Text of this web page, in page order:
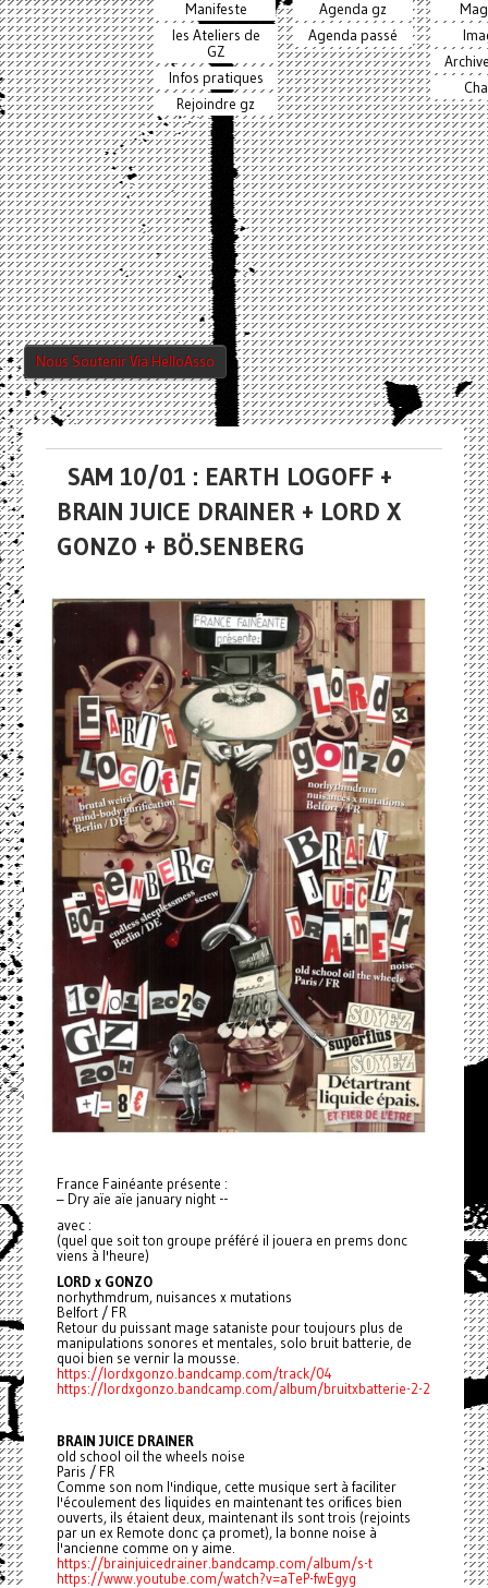
Manifeste
les Ateliers de
GZ
Infos pratiques
Rejoindre gz
Agenda gz
Agenda passé
Nous Soutenir Via HelloAsso
SAM 10/01 : EARTH LOGOFF +
BRAIN JUICE DRAINER + LORD X
GONZO + BÖ.SENBERG
France Fainéante présente :
– Dry aïe aïe january night --
avec :
(quel que soit ton groupe préféré il jouera en prems donc
viens à l'heure)
LORD x GONZO
norhythmdrum, nuisances x mutations
Belfort / FR
Retour du puissant mage sataniste pour toujours plus de
manipulations sonores et mentales, solo bruit batterie, de
quoi bien se vernir la mousse.
https://lordxgonzo.bandcamp.com/track/04
https://lordxgonzo.bandcamp.com/album/bruitxbatterie-2-2
BRAIN JUICE DRAINER
old school oil the wheels noise
Paris / FR
Comme son nom l'indique, cette musique sert à faciliter
l'écoulement des liquides en maintenant tes orifices bien
ouverts, ils étaient deux, maintenant ils sont trois (rejoints
par un ex Remote donc ça promet), la bonne noise à
l'ancienne comme on y aime.
https://brainjuicedrainer.bandcamp.com/album/s-t
https://www.youtube.com/watch?v=aTeP-fwEgyg